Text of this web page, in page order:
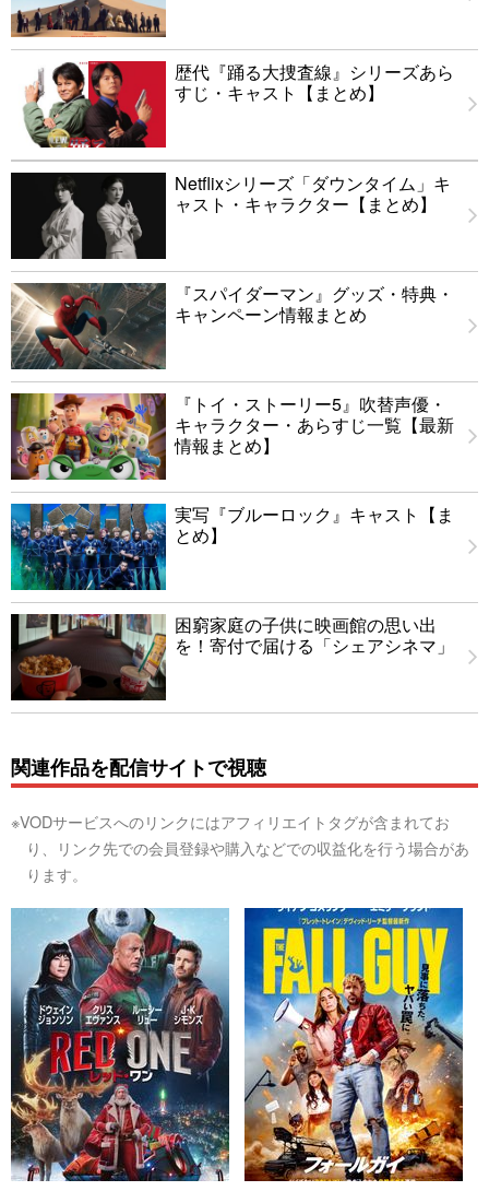
歴代『踊る大捜査線』シリーズあら
すじ・キャスト【まとめ】
Netflixシリーズ「ダウンタイム」キ
ャスト・キャラクター【まとめ】
『スパイダーマン』グッズ・特典・
キャンペーン情報まとめ
『トイ・ストーリー5』吹替声優・
キャラクター・あらすじ一覧【最新
情報まとめ】
実写『ブルーロック』キャスト【ま
とめ】
困窮家庭の子供に映画館の思い出
を！寄付で届ける「シェアシネマ」
関連作品を配信サイトで視聴
※VODサービスへのリンクにはアフィリエイトタグが含まれてお
り、リンク先での会員登録や購入などでの収益化を行う場合があ
ります。